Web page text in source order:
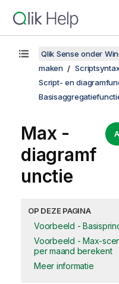
Qlik Sense onder
maken
Script- en
Max -
diagramf
unctie
OP DEZE PAGINA
Voorbeeld -
Voorbeeld - Max-
per maand berekent
Meer informatie